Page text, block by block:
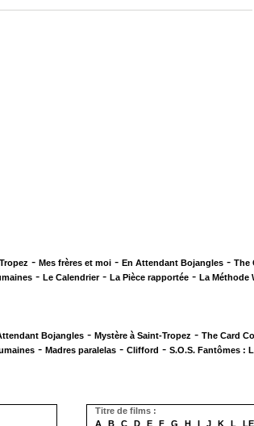
- Mes frères et moi - En Attendant Bojangles - The
- Le Calendrier- La Pièce rapportée - La Méthode
Bojangles - Mystère à Saint-Tropez - The Card
- Madres paralelas - Clifford - S.O.S. Fantômes :
Titre de films :
A
B C D E F G H I J K L LE